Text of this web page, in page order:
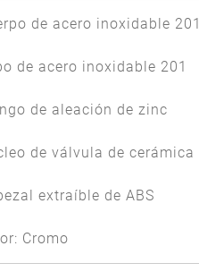
de acero inoxidable 201
de acero inoxidable 201
de aleación de zinc
de válvula de cerámica
extraíble de ABS
Cromo